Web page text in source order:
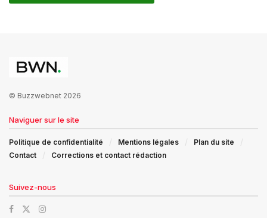
© Buzzwebnet 2026
Naviguer sur le site
Politique de confidentialité Mentions légales
Plan du site
Contact
Corrections et contact rédaction
Suivez-nous